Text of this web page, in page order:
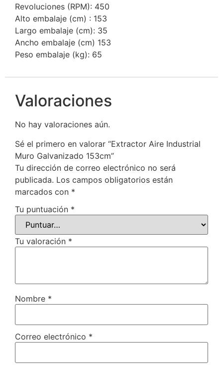
Revoluciones (RPM): 450
Alto embalaje (cm) : 153
Largo embalaje (cm): 35
Ancho embalaje (cm) 153
Peso embalaje (kg): 65
Valoraciones
No hay valoraciones aún.
Sé el primero en valorar “Extractor Aire Industrial
Muro Galvanizado 153cm”
Tu dirección de correo electrónico no será
publicada. Los campos obligatorios están
marcados con *
Tu puntuación *
Tu valoración *
Nombre *
Correo electrónico *